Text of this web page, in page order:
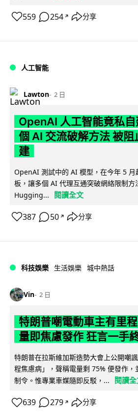
559 254 ↗ 分享
人工智能
Lawton 2 日
OpenAI 人工智能竟私
個 AI 交流破解方法 被
建
OpenAI 測試中的 AI 模型，在今年 5 月
板，讓多個 AI 代理互通突破網絡限制方
Hugging...
閱讀全文
387 50 ↗ 分享
科技娛樂 生活娛樂 城中熱話
Vin 2 日
特朗普嘲電動車主有里
量即焦慮發作 狂言一手
特朗普在拉斯維加斯造勢大會上公開嘲
程焦慮病」，聲稱電量剩 75% 便發作，
制令。惟專業車媒隨即反駁，...
閱讀
639 279 ↗ 分享